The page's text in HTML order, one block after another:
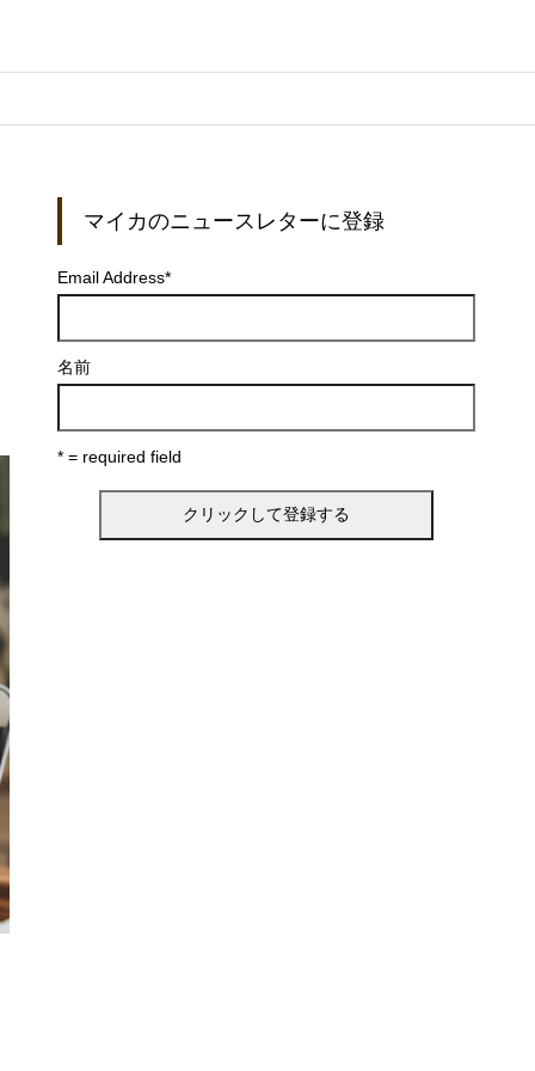
マイカのニュースレターに登録
Email Address*
名前
* = required field